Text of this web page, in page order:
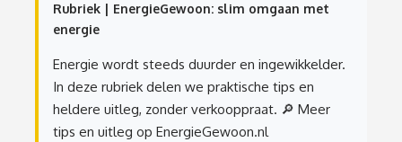
Rubriek | EnergieGewoon: slim omgaan met
energie
Energie wordt steeds duurder en ingewikkelder.
In deze rubriek delen we praktische tips en
heldere uitleg, zonder verkooppraat. 🔎 Meer
tips en uitleg op EnergieGewoon.nl